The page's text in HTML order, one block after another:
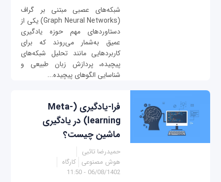
شبکه‌های عصبی مبتنی بر گراف
(Graph Neural Networks) یکی از
دستاوردهای مهم حوزه یادگیری
عمیق به‌شمار می‌روند که برای
کاربردهایی مانند تحلیل شبکه‌های
پیچیده، پردازش زبان طبیعی و
شناسایی الگوهای پیچیده...
فرا-یادگیری (Meta-
learning) در یادگیری
ماشین چیست؟
حمیدرضا تائبی
هوش مصنوعی کارگاه
06/08/1402 - 11:50